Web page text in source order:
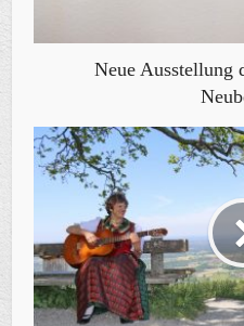
Neue Ausstellung